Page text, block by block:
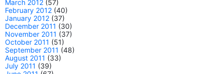
March 2012 (57)
February 2012 (40)
January 2012 (37)
December 2011 (30)
November 2011 (37)
October 2011 (51)
September 2011 (48)
August 2011 (33)
July 2011 (39)